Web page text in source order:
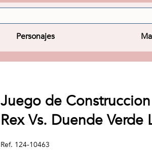
Personajes
Juego de
Rex Vs. Duende
Ref. 124-10463